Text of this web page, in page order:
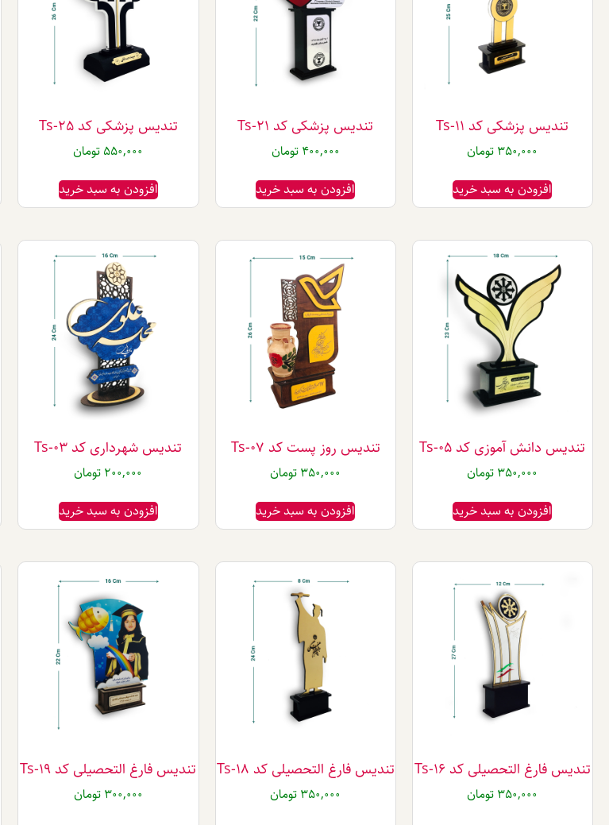
تندیس پزشکی کد Ts-11
350,000 تومان
افزودن به سبد خرید
تندیس پزشکی کد Ts-21
400,000 تومان
افزودن به سبد خرید
تندیس پزشکی کد Ts-25
550,000 تومان
افزودن به سبد خرید
تندیس دانش آموزی کد Ts-05
350,000 تومان
افزودن به سبد خرید
تندیس روز پست کد Ts-07
350,000 تومان
افزودن به سبد خرید
تندیس شهرداری کد Ts-03
200,000 تومان
افزودن به سبد خرید
تندیس فارغ التحصیلی کد Ts-16
350,000 تومان
تندیس فارغ التحصیلی کد Ts-18
350,000 تومان
تندیس فارغ التحصیلی کد Ts-19
300,000 تومان